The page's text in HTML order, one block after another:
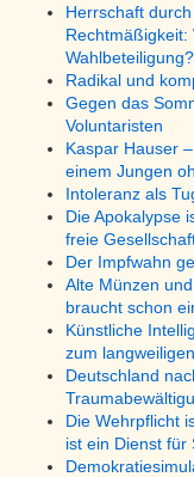
Herrschaft
Rechtmäßigkeit:
Wahlbeteiligung?
Radikal und
Gegen das
Voluntaristen
Kaspar Hauser
einem Jungen
Intoleranz als
Die Apokalypse
freie
Der Impfwahn
Alte Münzen
braucht schon
Künstliche
zum
Deutschland
Die Wehrpflicht
ist ein Dienst für